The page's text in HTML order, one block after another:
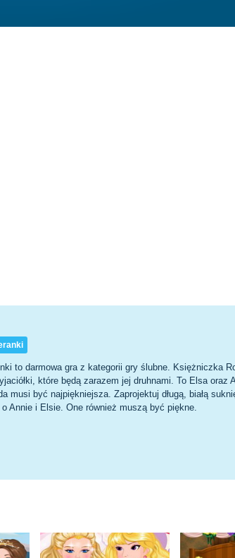
to darmowa gra z kategorii gry ślubne. Księżniczka
które będą zarazem jej druhnami. To Elsa
musi być najpiękniejsza. Zaprojektuj długą, białą
Annie i Elsie. One również muszą być piękne.